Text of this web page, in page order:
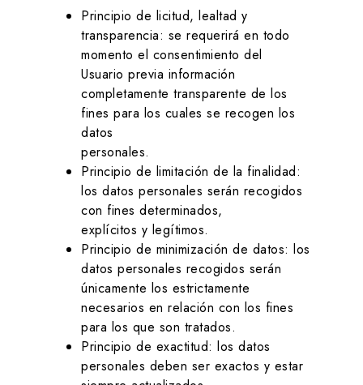
Principio de licitud, lealtad y
transparencia: se requerirá en todo
momento el consentimiento del
Usuario previa información
completamente transparente de los
fines para los cuales se recogen los
datos
personales.
Principio de limitación de la finalidad:
los datos personales serán recogidos
con fines determinados,
explícitos y legítimos.
Principio de minimización de datos: los
datos personales recogidos serán
únicamente los estrictamente
necesarios en relación con los fines
para los que son tratados.
Principio de exactitud: los datos
personales deben ser exactos y estar